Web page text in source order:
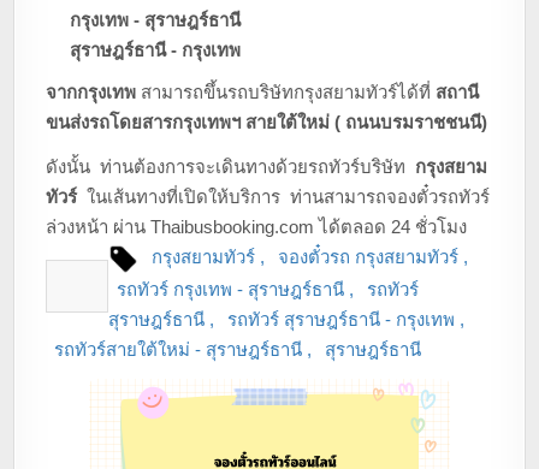
กรุงเทพ - สุราษฎร์ธานี
สุราษฎร์ธานี - กรุงเทพ
จากกรุงเทพ สามารถขึ้นรถบริษัทกรุงสยามทัวร์ได้ที่ สถานี
ขนส่งรถโดยสารกรุงเทพฯ สายใต้ใหม่ ( ถนนบรมราชชนนี)
ดังนั้น ท่านต้องการจะเดินทางด้วยรถทัวร์บริษัท กรุงสยาม
ทัวร์ ในเส้นทางที่เปิดให้บริการ ท่านสามารถจองตั๋วรถทัวร์
ล่วงหน้า ผ่าน Thaibusbooking.com ได้ตลอด 24 ชั่วโมง
กรุงสยามทัวร์
จองตั๋วรถ กรุงสยามทัวร์
รถทัวร์ กรุงเทพ - สุราษฎร์ธานี
รถทัวร์
สุราษฎร์ธานี
รถทัวร์ สุราษฎร์ธานี - กรุงเทพ
รถทัวร์สายใต้ใหม่ - สุราษฎร์ธานี
สุราษฎร์ธานี